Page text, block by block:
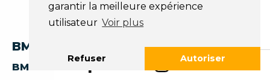
garantir la meilleure expérience
utilisateur Voir plus
Refuser Autoriser
BMW 640 PAR PAYS
BMW SERIE-6 640 D'AUTRICHE